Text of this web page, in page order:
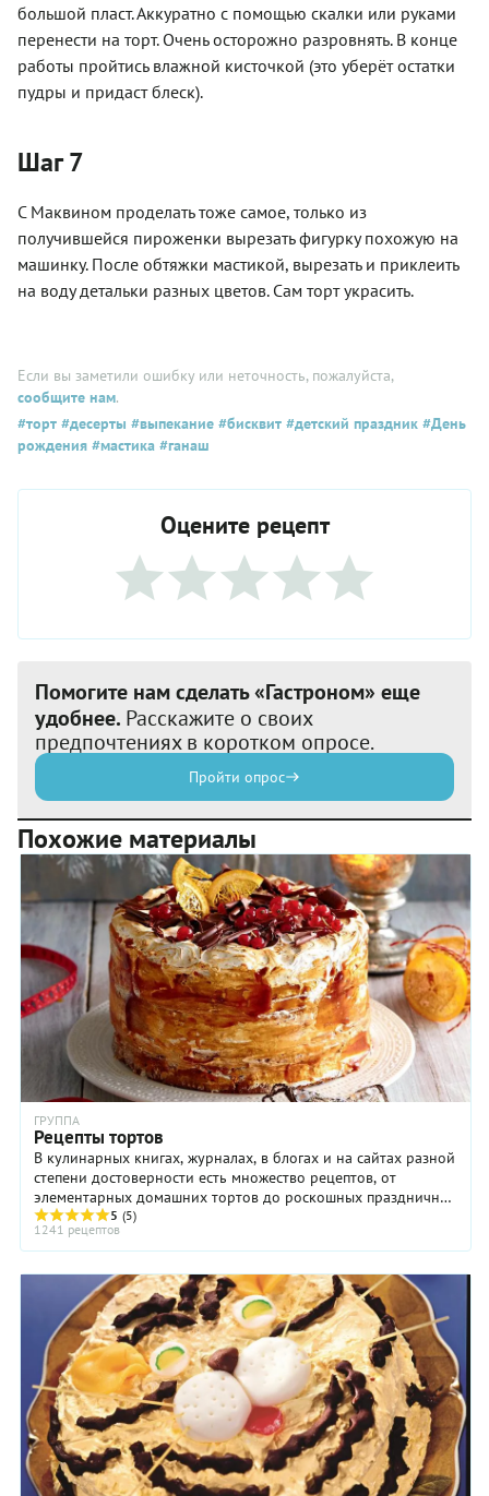
большой пласт. Аккуратно с помощью скалки или руками
перенести на торт. Очень осторожно разровнять. В конце
работы пройтись влажной кисточкой (это уберёт остатки
пудры и придаст блеск).
Шаг 7
С Маквином проделать тоже самое, только из
получившейся пироженки вырезать фигурку похожую на
машинку. После обтяжки мастикой, вырезать и приклеить
на воду детальки разных цветов. Сам торт украсить.
Если вы заметили ошибку или неточность, пожалуйста,
сообщите нам.
#торт #десерты #выпекание #бисквит #детский праздник #День
рождения #мастика #ганаш
Оцените рецепт
Помогите нам сделать «Гастроном» еще
удобнее. Расскажите о своих
предпочтениях в коротком опросе.
Пройти опрос
Похожие материалы
ГРУППА
Рецепты тортов
В кулинарных книгах, журналах, в блогах и на сайтах разной
степени достоверности есть множество рецептов, от
элементарных домашних тортов до роскошных праздничных
тортов, выполненных мастерами ...
5 (5)
1241 рецептов